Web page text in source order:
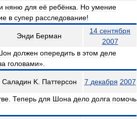
няню для её ребёнка Но умение
в супер расследование!
Энди Берман
14 сентября
2007
должен опередить в этом деле
головами».
Саладин K. Паттерсон 7 декабря 2007
Теперь для Шона дело долга помочь